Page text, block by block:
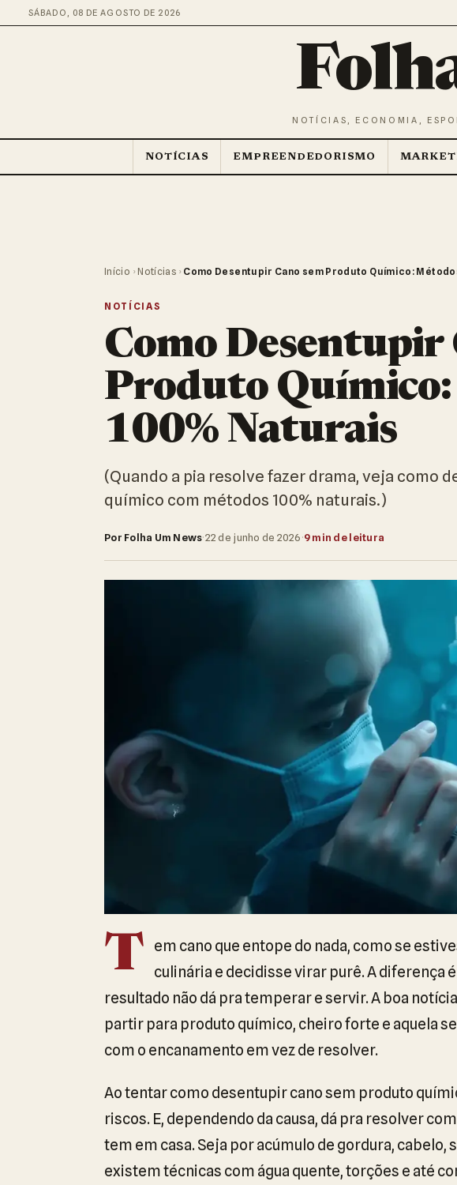
SÁBADO, 08 DE AGOSTO DE 2026
NOTÍCIAS, ECONOMIA,
NOTÍCIAS EMPREENDEDORISMO
Início › Notícias › Como Desentupir Cano sem Produto Químico:
NOTÍCIAS
Como Desentupir
Produto
100% Naturais
(Quando a pia resolve fazer drama, veja como
químico com métodos 100% naturais.)
Por Folha Um News·22 de junho de 2026·9 min de leitura
T
em cano que entope do nada, como se
culinária e decidisse virar purê. A diferença
resultado não dá pra temperar e servir. A boa
partir para produto químico, cheiro forte e aquela
com o encanamento em vez de resolver.
Ao tentar como desentupir cano sem produto
riscos. E, dependendo da causa, dá pra resolver
tem em casa. Seja por acúmulo de gordura, cabelo,
existem técnicas com água quente, torções e até